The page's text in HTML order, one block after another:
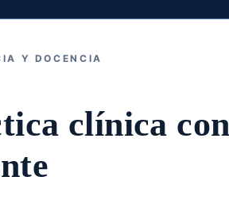
Y DOCENCIA
clínica